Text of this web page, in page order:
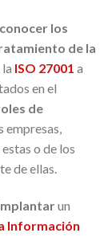
los
de la
ISO 27001 a
en el
de
empresas,
o de los
de ellas.
un
Información